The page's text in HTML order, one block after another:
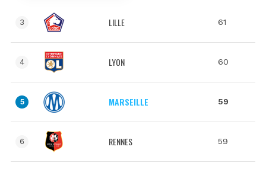
3 LILLE 61
4 LYON 60
5 MARSEILLE 59
6 RENNES 59